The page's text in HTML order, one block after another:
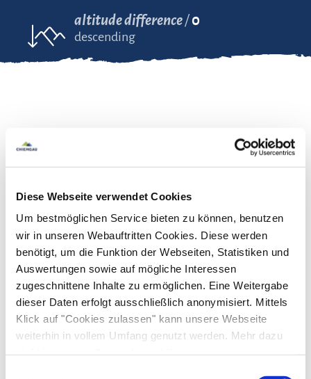
Diese Webseite verwendet Cookies
Um bestmöglichen Service bieten zu können, benutzen
wir in unseren Webauftritten Cookies. Diese werden
benötigt, um die Funktion der Webseiten, Statistiken und
Auswertungen sowie auf mögliche Interessen
zugeschnittene Inhalte zu ermöglichen. Eine Weitergabe
dieser Daten erfolgt ausschließlich anonymisiert. Mittels
Klick auf "Cookies zulassen" kann unsere Webseite
weiterhin in vollem Umfang genutzt werden. Mehr dazu
steht in unserer Datenschutzerklärung.
altitude difference 0
descending